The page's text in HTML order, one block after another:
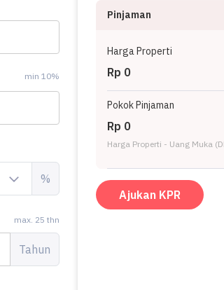
min 10%
%
max. 25 thn
Tahun
Pinjaman
Harga Properti
Rp 0
Pokok Pinjaman
Rp 0
Harga Properti - Uang Muka
Ajukan KPR